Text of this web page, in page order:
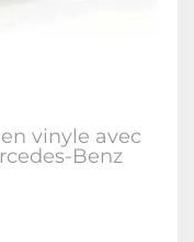
vinyle avec
Benz